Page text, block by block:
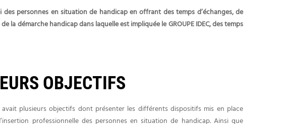
personnes en situation de handicap en offrant des temps d’échanges, de
démarche handicap dans laquelle est impliquée le GROUPE IDEC, des temps
OBJECTIFS
avait plusieurs objectifs dont présenter les différents dispositifs mis en place
professionnelle des personnes en situation de handicap. Ainsi que